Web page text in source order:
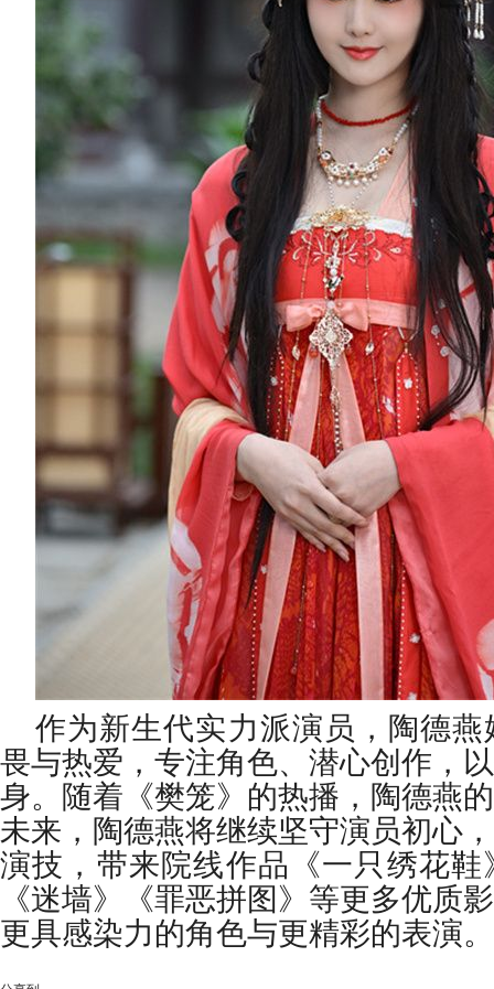
作为新生代实力派演员，陶德
畏与热爱，专注角色、潜心创作，
身。随着《樊笼》的热播，陶德燕
未来，陶德燕将继续坚守演员初心
演技，带来院线作品《一只绣花鞋
《迷墙》《罪恶拼图》等更多优质
更具感染力的角色与更精彩的表演。